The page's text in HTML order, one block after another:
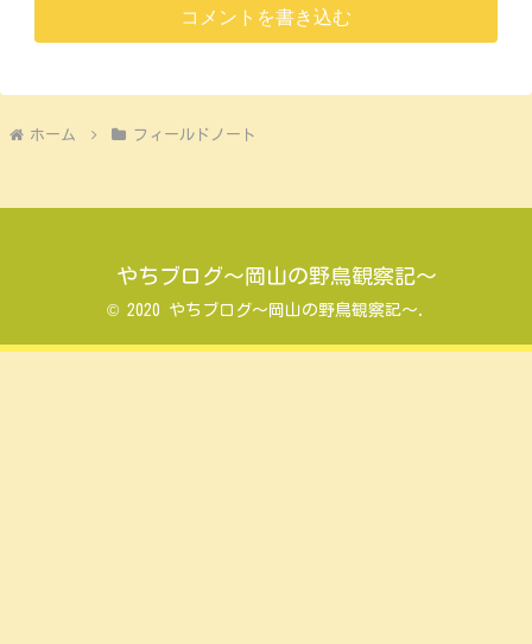
コメントを書き込む
ホーム フィールドノート
やちブログ～岡山の野鳥観察記～
© 2020 やちブログ～岡山の野鳥観察記～.